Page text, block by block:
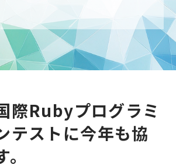
際Rubyプログラミ
テストに今年も協